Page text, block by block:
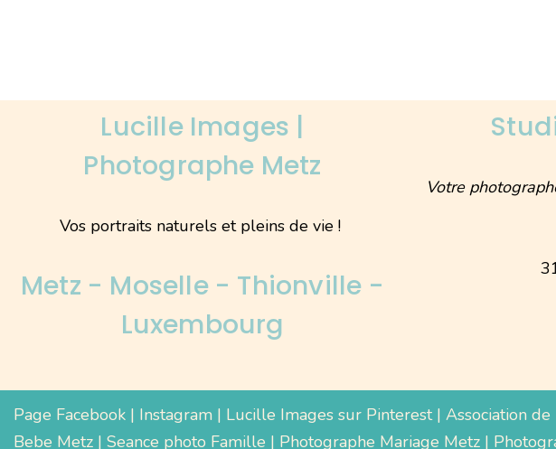
Lucille Images |
Photographe Metz
Vos portraits naturels et pleins de vie !
Metz - Moselle - Thionville -
Luxembourg
Votre
Page Facebook | Instagram | Lucille Images sur Pinterest| Association
Bebe Metz | Seance photo Famille | Photographe Mariage Metz |